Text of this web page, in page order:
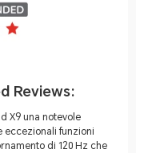
Reviews:
X9 una notevole
eccezionali funzioni
di 120 Hz che